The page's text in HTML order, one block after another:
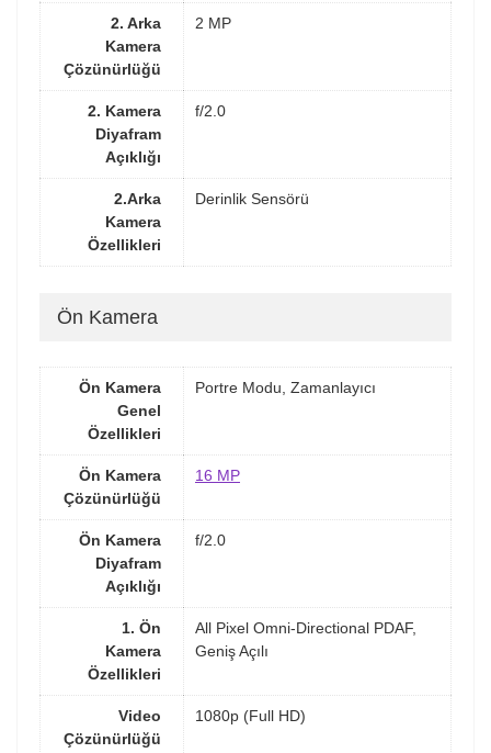
2. Arka
Kamera
Çözünürlüğü
2 MP
2. Kamera
Diyafram
Açıklığı
f/2.0
2.Arka
Kamera
Özellikleri
Derinlik Sensörü
Ön Kamera
Ön Kamera
Genel
Özellikleri
Portre Modu, Zamanlayıcı
Ön Kamera
Çözünürlüğü
16 MP
Ön Kamera
Diyafram
Açıklığı
f/2.0
1. Ön
Kamera
Özellikleri
All Pixel Omni-Directional PDAF,
Geniş Açılı
Video
Çözünürlüğü
1080p (Full HD)